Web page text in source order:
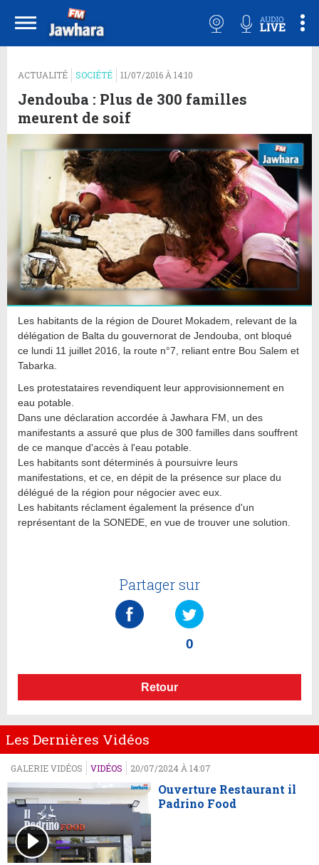
ACTUALITÉ SOCIÉTÉ 11/07/2016 À 14:10
Jendouba : Plus de 300 familles
meurent de soif
Les habitants de la région de Douret Mokadem, relevant de la
délégation de Balta du gouvernorat de Jendouba, ont bloqué
ce lundi 11 juillet 2016, la route n°7, reliant entre Bou Salem et
Tabarka.
Les protestataires revendiquent leur approvisionnement en
eau potable.
Dans une déclaration accordée à Jawhara FM, un des
manifestants a assuré que plus de 300 familles dans souffrent
de ce manque d'accès à l'eau potable.
Les habitants sont déterminés à poursuivre leurs
manifestations, et ce, en dépit de la présence sur place du
délégué de la région pour négocier avec eux.
Les habitants réclament également la présence d'un
représentant de la SONEDE, en vue de trouver une solution.
Partager sur
0
Retour
Les Dernières Vidéos
GALERIE VIDÉOS VIDÉOS 20/07/2024 À 14:07
Ouverture Restaurant il
Padrino Food